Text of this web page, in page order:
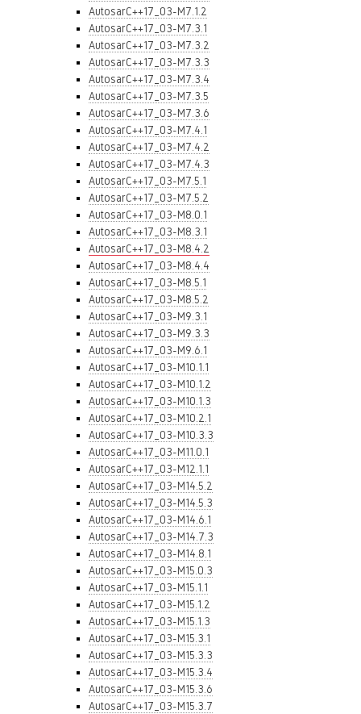
AutosarC++17_03-M7.1.2
AutosarC++17_03-M7.3.1
AutosarC++17_03-M7.3.2
AutosarC++17_03-M7.3.3
AutosarC++17_03-M7.3.4
AutosarC++17_03-M7.3.5
AutosarC++17_03-M7.3.6
AutosarC++17_03-M7.4.1
AutosarC++17_03-M7.4.2
AutosarC++17_03-M7.4.3
AutosarC++17_03-M7.5.1
AutosarC++17_03-M7.5.2
AutosarC++17_03-M8.0.1
AutosarC++17_03-M8.3.1
AutosarC++17_03-M8.4.2
AutosarC++17_03-M8.4.4
AutosarC++17_03-M8.5.1
AutosarC++17_03-M8.5.2
AutosarC++17_03-M9.3.1
AutosarC++17_03-M9.3.3
AutosarC++17_03-M9.6.1
AutosarC++17_03-M10.1.1
AutosarC++17_03-M10.1.2
AutosarC++17_03-M10.1.3
AutosarC++17_03-M10.2.1
AutosarC++17_03-M10.3.3
AutosarC++17_03-M11.0.1
AutosarC++17_03-M12.1.1
AutosarC++17_03-M14.5.2
AutosarC++17_03-M14.5.3
AutosarC++17_03-M14.6.1
AutosarC++17_03-M14.7.3
AutosarC++17_03-M14.8.1
AutosarC++17_03-M15.0.3
AutosarC++17_03-M15.1.1
AutosarC++17_03-M15.1.2
AutosarC++17_03-M15.1.3
AutosarC++17_03-M15.3.1
AutosarC++17_03-M15.3.3
AutosarC++17_03-M15.3.4
AutosarC++17_03-M15.3.6
AutosarC++17_03-M15.3.7